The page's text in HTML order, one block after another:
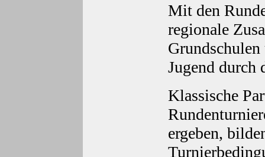
Mit den
regionale
Jugend durch
Klassische
ergeben,